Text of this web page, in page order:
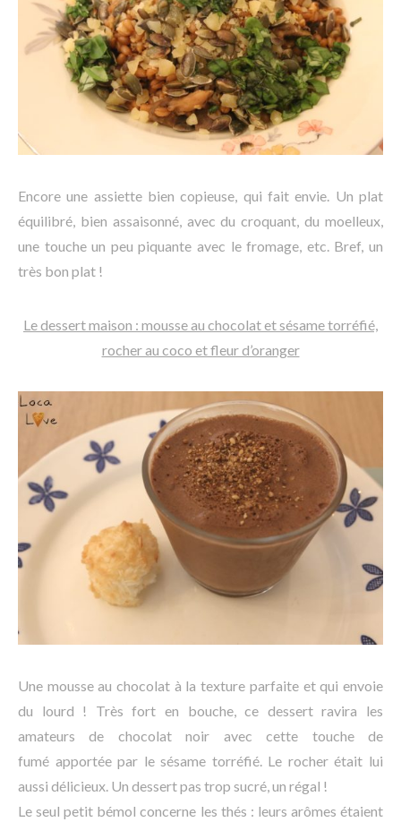
Encore une assiette bien copieuse, qui fait envie. Un plat
équilibré, bien assaisonné, avec du croquant, du moelleux,
une touche un peu piquante avec le fromage, etc. Bref, un
très bon plat !
Le dessert maison : mousse au chocolat et sésame torréfié,
rocher au coco et fleur d’oranger
Une mousse au chocolat à la texture parfaite et qui envoie
du lourd ! Très fort en bouche, ce dessert ravira les
amateurs de chocolat noir avec cette touche de
fumé apportée par le sésame torréfié. Le rocher était lui
aussi délicieux. Un dessert pas trop sucré, un régal !
Le seul petit bémol concerne les thés : leurs arômes étaient